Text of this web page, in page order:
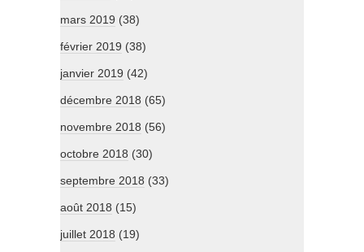
mars 2019 (38)
février 2019 (38)
janvier 2019 (42)
décembre 2018 (65)
novembre 2018 (56)
octobre 2018 (30)
septembre 2018 (33)
août 2018 (15)
juillet 2018 (19)